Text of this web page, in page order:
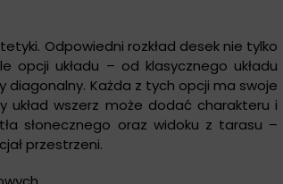
Odpowiedni rozkład desek nie tylko
opcji układu – od klasycznego układu
diagonalny. Każda z tych opcji ma swoje
układ wszerz może dodać charakteru i
słonecznego oraz widoku z tarasu –
przestrzeni.